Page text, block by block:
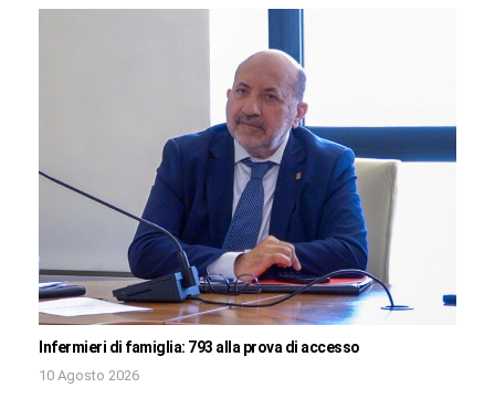
Infermieri di famiglia: 793 alla prova di accesso
10 Agosto 2026